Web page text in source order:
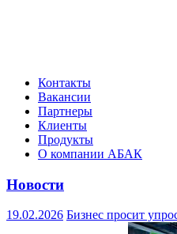
Контакты
Вакансии
Партнеры
Клиенты
Продукты
О компании АБАК
Новости
19.02.2026 Бизнес просит